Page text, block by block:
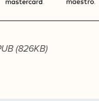
(826KB)